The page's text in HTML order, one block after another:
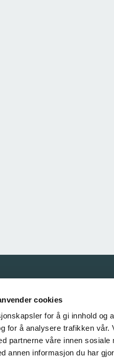
cookies
for å gi innhold og
for å analysere trafikken
partnerne våre innen
annen informasjon du har
Våre